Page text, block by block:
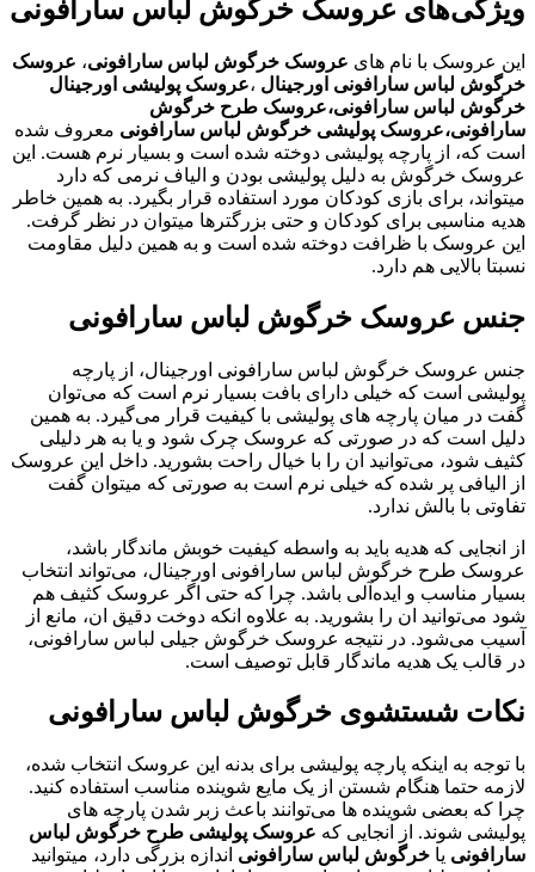
ویژگی‌های عروسک خرگوش لباس سارافونی
این عروسک با نام های عروسک خرگوش لباس سارافونی، عروسک
خرگوش لباس سارافونی اورجینال ،عروسک پولیشی اورجینال
خرگوش لباس سارافونی،عروسک طرح خرگوش
سارافونی،عروسک پولیشی خرگوش لباس سارافونی معروف شده
است که، از پارچه پولیشی دوخته شده است و بسیار نرم هست. این
عروسک خرگوش به دلیل پولیشی بودن و الیاف نرمی که دارد
میتواند، برای بازی کودکان مورد استفاده قرار بگیرد. به همین خاطر
هدیه مناسبی برای کودکان و حتی بزرگترها میتوان در نظر گرفت.
این عروسک با ظرافت دوخته شده است و به همین دلیل مقاومت
نسبتا بالایی هم دارد.
جنس عروسک خرگوش لباس سارافونی
جنس عروسک خرگوش لباس سارافونی اورجینال، از پارچه
پولیشی است که خیلی دارای بافت بسیار نرم است که می‌توان
گفت در میان پارچه‌ های پولیشی با کیفیت قرار می‌گیرد. به همین
دلیل است که در صورتی که عروسک چرک شود و یا به هر دلیلی
کثیف شود، می‌توانید ان را با خیال راحت بشورید. داخل این عروسک
از الیافی پر شده که خیلی نرم است به صورتی که میتوان گفت
تفاوتی با بالش ندارد.
از انجایی که هدیه باید به واسطه کیفیت خوبش ماندگار باشد،
عروسک طرح خرگوش لباس سارافونی اورجینال، می‌تواند انتخاب
بسیار مناسب و ایده‌آلی باشد. چرا که حتی اگر عروسک کثیف هم
شود می‌توانید ان را بشورید. به علاوه انکه دوخت دقیق ان، مانع از
آسیب می‌شود. در نتیجه عروسک خرگوش جیلی لباس سارافونی،
در قالب یک هدیه ماندگار قابل توصیف است.
نکات شستشوی خرگوش لباس سارافونی
با توجه به اینکه پارچه پولیشی برای بدنه این عروسک انتخاب شده،
لازمه حتما هنگام شستن از یک مایع شوینده مناسب استفاده کنید.
چرا که بعضی شوینده‌ ها می‌توانند باعث زبر شدن پارچه‌ های
پولیشی شوند. از انجایی که عروسک پولیشی طرح خرگوش لباس
سارافونی یا خرگوش لباس سارافونی اندازه بزرگی دارد، میتوانید